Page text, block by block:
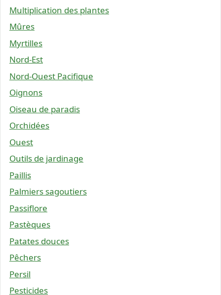
Multiplication des plantes
Mûres
Myrtilles
Nord-Est
Nord-Ouest Pacifique
Oignons
Oiseau de paradis
Orchidées
Ouest
Outils de jardinage
Paillis
Palmiers sagoutiers
Passiflore
Pastèques
Patates douces
Pêchers
Persil
Pesticides